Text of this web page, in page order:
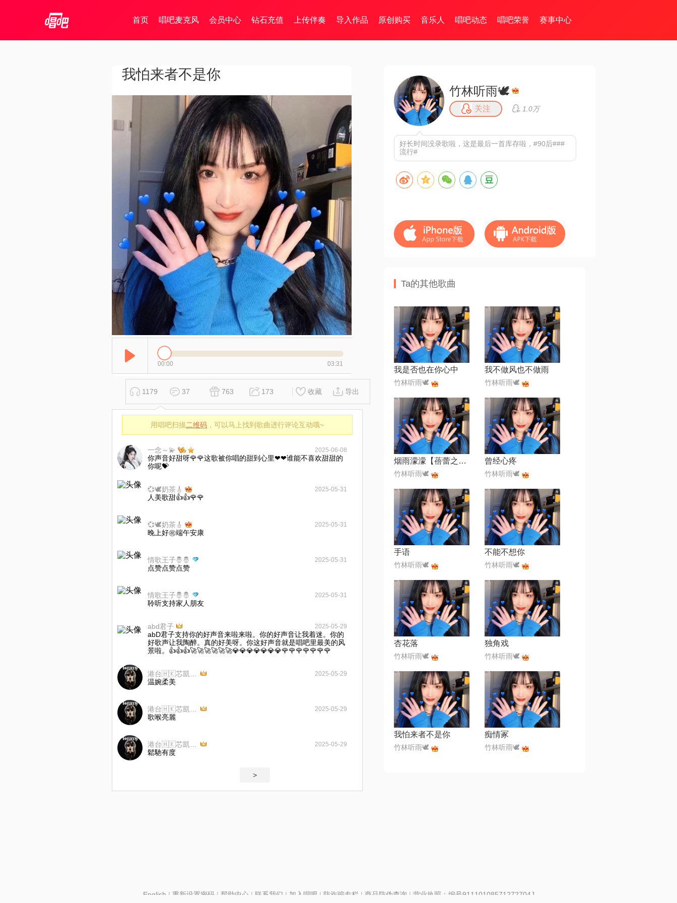
首页 唱吧麦克风 会员中心 钻石充值 上传伴奏 导入作品 原创购买 音乐人 唱吧动态 唱吧荣誉 赛事中心
我怕来者不是你
00:00 03:31
1179 37 763 173 收藏 导出
用唱吧扫描二维码 ，可以马上找到歌曲进行评论互动哦~
一念～💫 2025-06-08
你声音好甜呀🌹🌹这歌被你唱的甜到心里❤❤谁能不喜欢甜甜的
你呢💝
💞🕊奶茶🎸 2025-05-31
人美歌甜👍👍🌹🌹
💞🕊奶茶🎸 2025-05-31
晚上好㊗️端午安康
情歌王子🤴🤴 2025-05-31
点赞点赞点赞
情歌王子🤴🤴 2025-05-31
聆听支持家人朋友
abd君子 2025-05-29
abD君子支持你的好声音来啦来啦。你的好声音让我着迷。你的
好歌声让我陶醉。真的好美呀。你这好声音就是唱吧里最美的风
景啦。👍👍👍🚀🚀🚀🚀🚀🚀💎💎💎💎💎💎💎🌹🌹🌹🌹🌹🌹🌹
2025-05-29
温婉柔美
2025-05-29
歌喉亮麗
2025-05-29
鬆馳有度
>
竹林听雨🕊
关注 1.0万
好长时间没录歌啦，这是最后一首库存啦，#90后###
流行#
Ta的其他歌曲
我是否也在你心中
竹林听雨🕊
我不做风也不做雨
竹林听雨🕊
烟雨濛濛【蓓蕾之声】
竹林听雨🕊
曾经心疼
竹林听雨🕊
手语
竹林听雨🕊
不能不想你
竹林听雨🕊
杏花落
竹林听雨🕊
独角戏
竹林听雨🕊
我怕来者不是你
竹林听雨🕊
痴情冢
竹林听雨🕊
English | 重新设置密码| 帮助中心 | 联系我们 | 加入唱吧 | 防诈骗专栏 | 商品防伪查询 | 营业执照：编号91110108571272704J